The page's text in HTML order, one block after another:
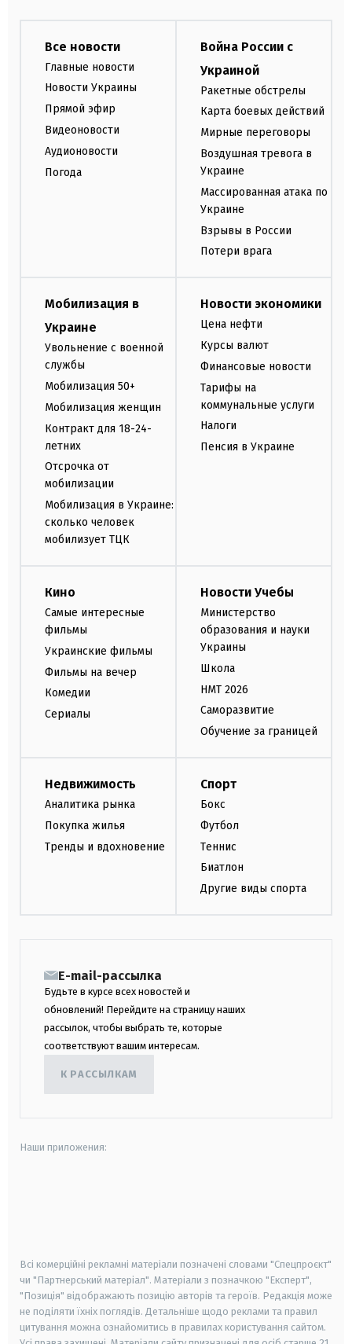
Все новости
Главные новости
Новости Украины
Прямой эфир
Видеоновости
Аудионовости
Погода
Война России с
Украиной
Ракетные обстрелы
Карта боевых действий
Мирные переговоры
Воздушная тревога в
Украине
Массированная атака по
Украине
Взрывы в России
Потери врага
Мобилизация в
Украине
Увольнение с военной
службы
Мобилизация 50+
Мобилизация женщин
Контракт для 18-24-
летних
Отсрочка от
мобилизации
Мобилизация в Украине:
сколько человек
мобилизует ТЦК
Новости экономики
Цена нефти
Курсы валют
Финансовые новости
Тарифы на
коммунальные услуги
Налоги
Пенсия в Украине
Кино
Самые интересные
фильмы
Украинские фильмы
Фильмы на вечер
Комедии
Сериалы
Новости Учебы
Министерство
образования и науки
Украины
Школа
НМТ 2026
Саморазвитие
Обучение за границей
Недвижимость
Аналитика рынка
Покупка жилья
Тренды и вдохновение
Спорт
Бокс
Футбол
Теннис
Биатлон
Другие виды спорта
E-mail-рассылка
Будьте в курсе всех новостей и
обновлений! Перейдите на страницу наших
рассылок, чтобы выбрать те, которые
соответствуют вашим интересам.
К РАССЫЛКАМ
Наши приложения:
Всі комерційні рекламні матеріали позначені словами "Спецпроєкт"
чи "Партнерський матеріал". Матеріали з позначкою "Експерт",
"Позиція" відображають позицію авторів та героїв. Редакція може
не поділяти їхніх поглядів. Детальніше щодо реклами та правил
цитування можна ознайомитись в правилах користування сайтом.